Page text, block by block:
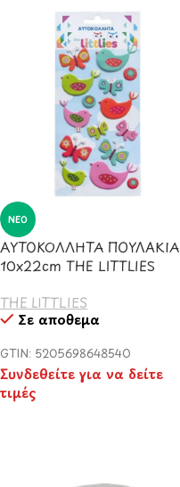
ΝΈΟ
ΑΥΤΟΚΟΛΛΗΤΑ ΠΟΥΛΑΚΙΑ
10x22cm THE LITTLIES
THE LITTLIES
Σε απόθεμα
GTIN: 5205698648540
Συνδεθείτε για να δείτε
τιμές